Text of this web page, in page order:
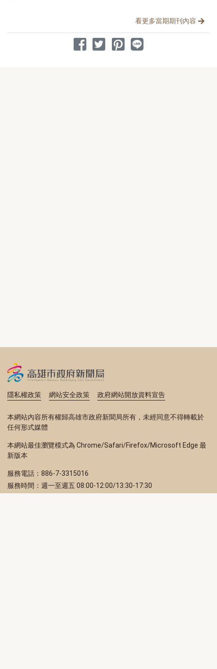
看更多當期期刊內容
分享文章
分享到 Facebook
分享到 Twitter
分享到 Pinterest
分享到 Line
隱私權政策 網站安全政策 政府網站開放資料宣告
本網站內容所有權歸高雄市政府新聞局所有，未經同意不得轉載於
任何形式媒體
本網站最佳瀏覽模式為 Chrome/Safari/Firefox/Microsoft Edge 最
新版本
服務電話：886-7-3315016
服務時間：週一至週五 08:00-12:00/13:30-17:30